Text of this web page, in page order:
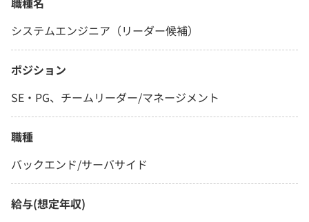
システムエンジニア（リーダー候補）
ポジション
SE・PG、チームリーダー/マネージメント
職種
バックエンド/サーバサイド
給与(想定年収)